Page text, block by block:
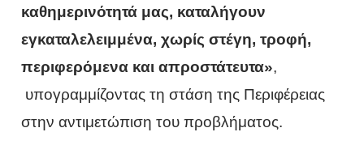
καθημερινότητά μας, καταλήγουν
εγκαταλελειμμένα, χωρίς στέγη, τροφή,
περιφερόμενα και απροστάτευτα»,
υπογραμμίζοντας τη στάση της Περιφέρειας
στην αντιμετώπιση του προβλήματος.